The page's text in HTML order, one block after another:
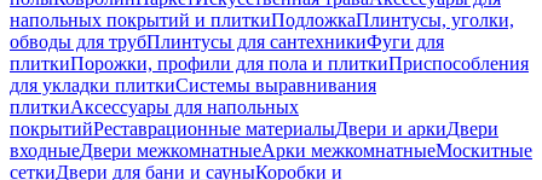
напольных покрытий и плиткиПодложкаПлинтусы, уголки,
обводы для трубПлинтусы для сантехникиФуги для
плиткиПорожки, профили для пола и плиткиПриспособления
для укладки плиткиСистемы выравнивания
плиткиАксессуары для напольных
покрытийРеставрационные материалыДвери и аркиДвери
входныеДвери межкомнатныеАрки межкомнатныеМоскитные
сеткиДвери для бани и сауныКоробки и